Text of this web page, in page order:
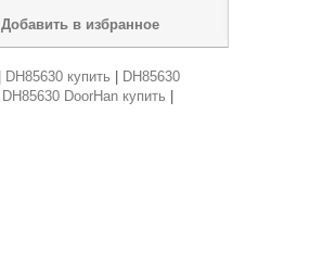
Добавить в избранное
DH85630 купить
DH85630
DH85630 DoorHan купить